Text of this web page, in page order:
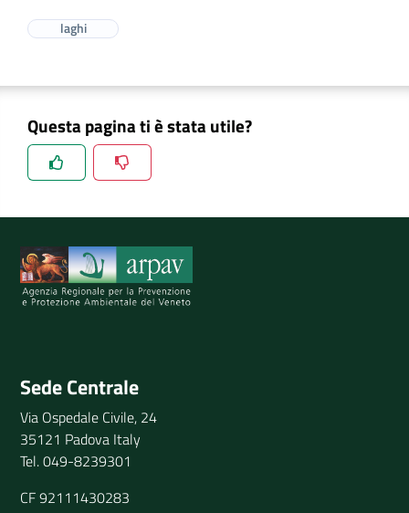
laghi
Questa pagina ti è stata utile?
Spiegaci perchè, e aiutaci a migliorare il servizio
Sede Centrale
Via Ospedale Civile, 24
35121 Padova Italy
Tel. 049-8239301
CF 92111430283